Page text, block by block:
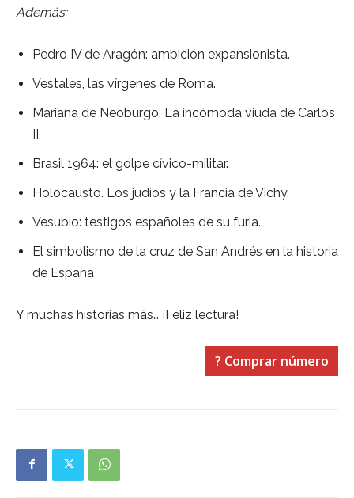
Además:
Pedro IV de Aragón: ambición expansionista.
Vestales, las vírgenes de Roma.
Mariana de Neoburgo. La incómoda viuda de Carlos
II.
Brasil 1964: el golpe cívico-militar.
Holocausto. Los judíos y la Francia de Vichy.
Vesubio: testigos españoles de su furia.
El simbolismo de la cruz de San Andrés en la historia
de España
Y muchas historias más… ¡Feliz lectura!
? Comprar número